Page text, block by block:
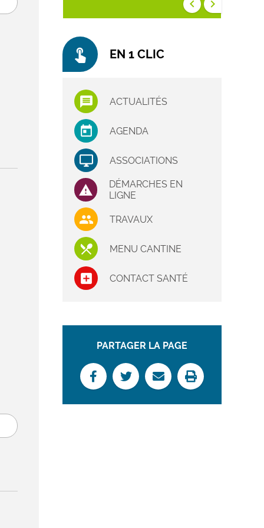
keyboard_arrow_left keyboard_arrow_right
touch_app EN 1 CLIC
ACTUALITÉS
AGENDA
ASSOCIATIONS
DÉMARCHES EN
LIGNE
TRAVAUX
MENU CANTINE
CONTACT SANTÉ
PARTAGER LA PAGE